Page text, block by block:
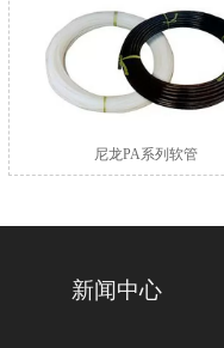
尼龙PA系列软管
新闻中心